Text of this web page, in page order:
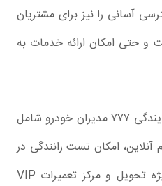
آسانی را نیز برای مشتریان
و حتی امکان ارائه خدمات به
شرایط فروش نقد و اقساط نمایندگی ۷۷۷ مدیران خودرو شامل
آنلاین، امکان تست رانندگی در
پیست اختصاصی، خدمات ویژه تحویل و مرکز تعمیرات VIP